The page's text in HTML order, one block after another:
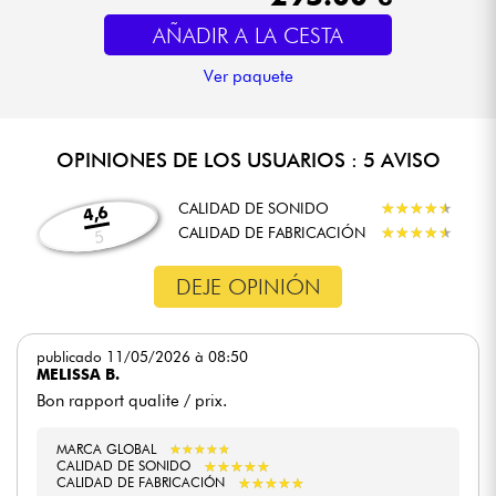
AÑADIR A LA CESTA
Ver paquete
OPINIONES DE LOS USUARIOS : 5 AVISO
4,6
5
CALIDAD DE SONIDO ★★★★★
★★★★★
CALIDAD DE FABRICACIÓN
★★★★★
★★★★★
DEJE OPINIÓN
publicado 11/05/2026 à 08:50
MELISSA B.
Bon rapport qualite / prix.
MARCA GLOBAL ★★★★★
★★★★★
CALIDAD DE SONIDO
★★★★★
★★★★★
CALIDAD DE FABRICACIÓN ★★★★★
★★★★★